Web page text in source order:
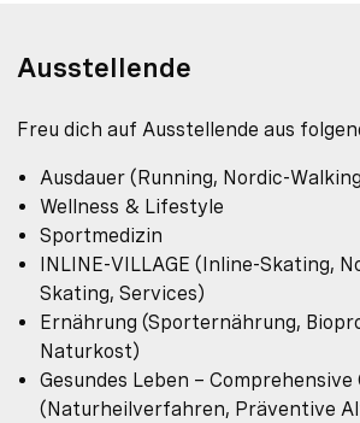
Ausstellende
Freu dich auf Ausstellende aus
Ausdauer (Running, Nordic-
Wellness & Lifestyle
Sportmedizin
INLINE-VILLAGE (Inline-Skating,
Skating, Services)
Ernährung (Sporternährung,
Naturkost)
Gesundes Leben – Comprehensive
(Naturheilverfahren, Präventive